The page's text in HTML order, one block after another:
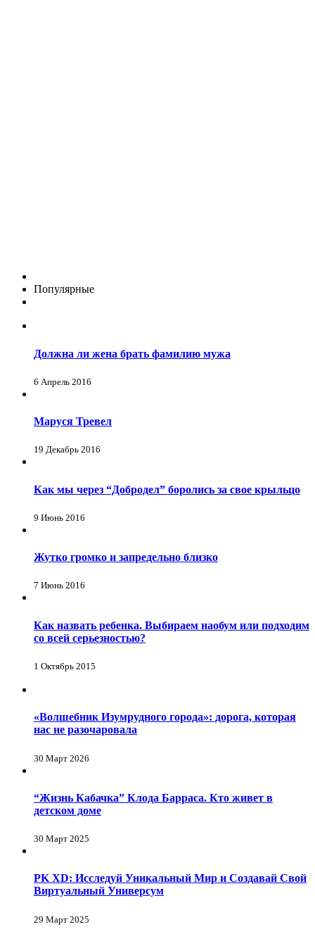
Популярные
Должна ли жена брать фамилию мужа
6 Апрель 2016
Маруся Тревел
19 Декабрь 2016
Как мы через “Добродел” боролись за свое крыльцо
9 Июнь 2016
Жутко громко и запредельно близко
7 Июнь 2016
Как назвать ребенка. Выбираем наобум или подходим
со всей серьезностью?
1 Октябрь 2015
«Волшебник Изумрудного города»: дорога, которая
нас не разочаровала
30 Март 2026
“Жизнь Кабачка” Клода Барраса. Кто живет в
детском доме
30 Март 2025
PK XD: Исследуй Уникальный Мир и Создавай Свой
Виртуальный Универсум
29 Март 2025